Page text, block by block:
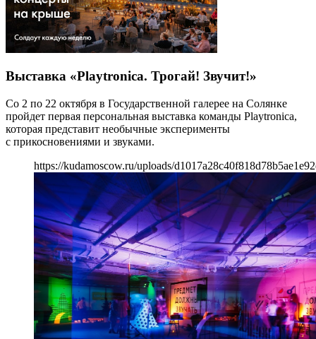
Выставка «Playtronica. Трогай! Звучит!»
Со 2 по 22 октября в Государственной галерее на Солянке
пройдет первая персональная выставка команды Playtronica,
которая представит необычные эксперименты
с прикосновениями и звуками.
https://kudamoscow.ru/uploads/